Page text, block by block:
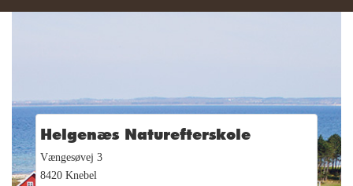
Helgenæs Naturefterskole
Vængesøvej 3
8420 Knebel